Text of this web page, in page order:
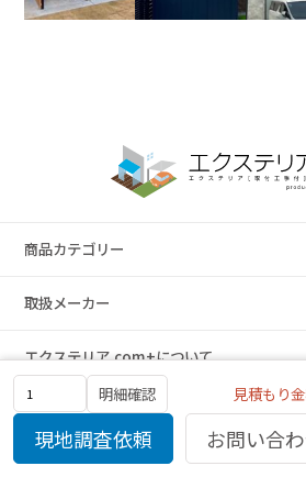
明細確認 見積もり
現地調査依頼 お問い合
商品カテゴリー
取扱メーカー
エクステリア.com+について
サイトマップ 特定商取引法に基づく表示